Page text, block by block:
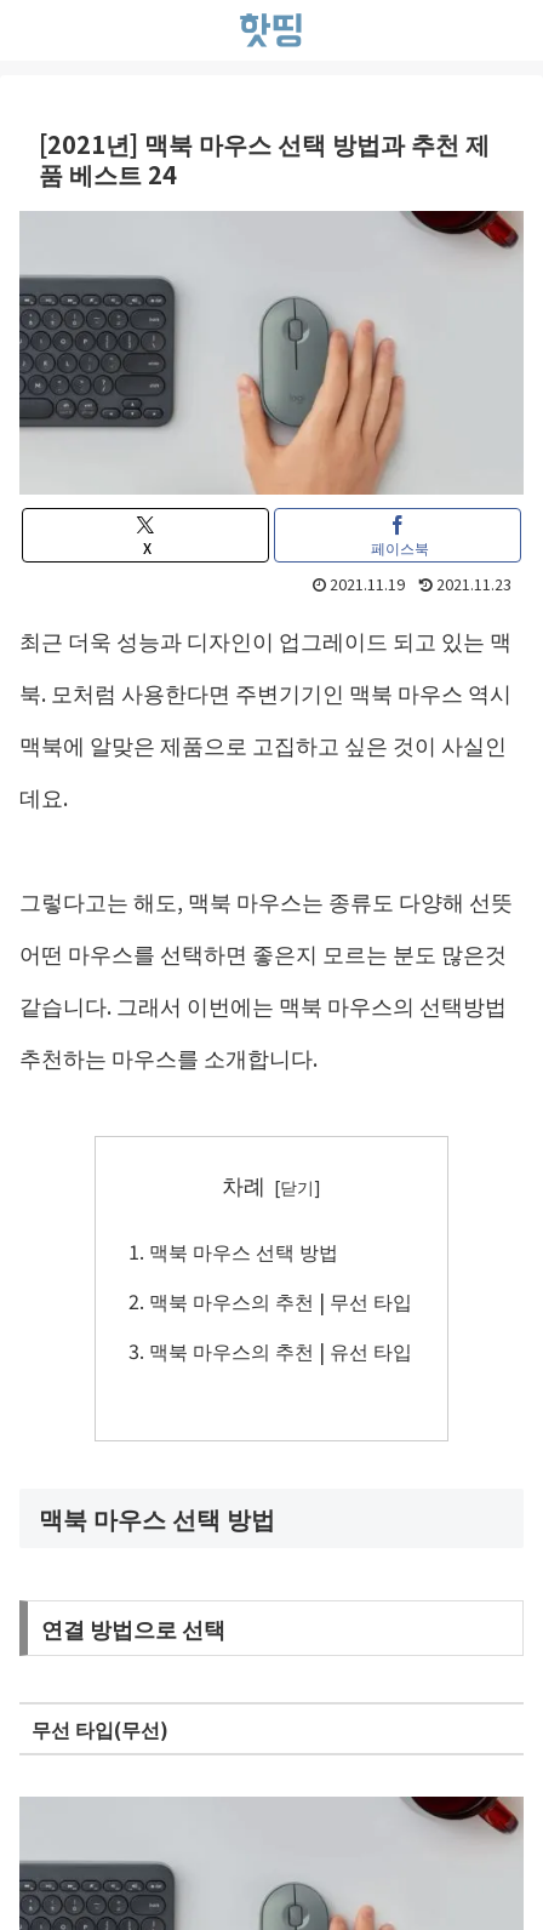
[2021년] 맥북 마우스 선택 방법과 추천 제
품 베스트 24
X 페이스북
2021.11.19 2021.11.23
최근 더욱 성능과 디자인이 업그레이드 되고 있는 맥
북. 모처럼 사용한다면 주변기기인 맥북 마우스 역시
맥북에 알맞은 제품으로 고집하고 싶은 것이 사실인
데요.
그렇다고는 해도, 맥북 마우스는 종류도 다양해 선뜻
어떤 마우스를 선택하면 좋은지 모르는 분도 많은것
같습니다. 그래서 이번에는 맥북 마우스의 선택방법
추천하는 마우스를 소개합니다.
차례
맥북 마우스 선택 방법
맥북 마우스의 추천 | 무선 타입
맥북 마우스의 추천 | 유선 타입
맥북 마우스 선택 방법
연결 방법으로 선택
무선 타입(무선)